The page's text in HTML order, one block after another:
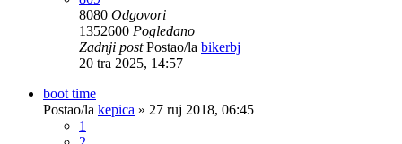
8080 Odgovori
1352600 Pogledano
Zadnji postPostao/la bikerbj
20 tra 2025, 14:57
boot time
Postao/la kepica » 27 ruj 2018, 06:45
1